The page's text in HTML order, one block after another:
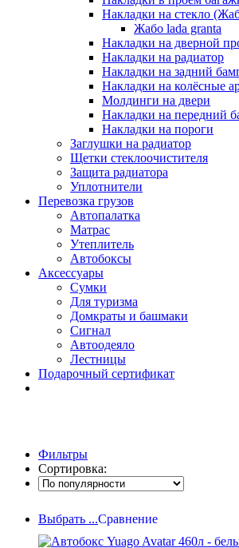
Накладки на стекло
Жабо lada granta
Накладки на дверной
Накладки на радиатор
Накладки на задний
Накладки на колёсные
Молдинги на двери
Накладки на передний
Накладки на пороги
Заглушки на радиатор
Щетки стеклоочистителя
Защита радиатора
Уплотнители
Перевозка грузов
Автопалатка
Матрас
Утеплитель
Автобоксы
Аксессуары
Сумки
Для туризма
Домкраты и башмаки
Сигнал
Автоодеяло
Лестницы
Подарочный сертификат
Фильтры
Сортировка:
Выбрать ...Сравнение